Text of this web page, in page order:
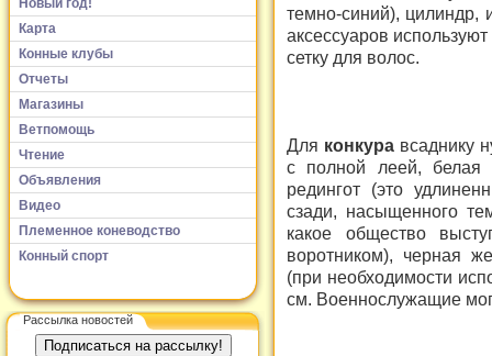
Карта
Конные клубы
Отчеты
Магазины
Ветпомощь
Чтение
Объявления
Видео
Племенное коневодство
Конный спорт
Рассылка новостей
темно-синий), цилиндр,
аксессуаров
сетку для волос.
Для конкура всаднику
с полной леей, белая
редингот (это
сзади, насыщенного
какое общество
воротником), черная
(при необходимости
см. Военнослужащие